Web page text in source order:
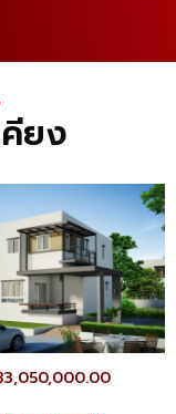
ยง
3,050,000.00